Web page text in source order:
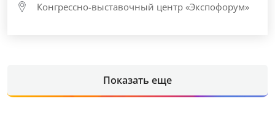
Конгрессно-выставочный центр «Экспофорум»
Показать еще